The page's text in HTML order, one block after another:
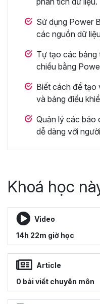
Sử dụng Power
các nguồn dữ
Tự tạo các bảng
chiều bằng
Biết cách để tạo
và bảng điều
Quản lý các báo
dễ dàng với
Khoá học
Video
14h 22m giờ học
Article
0 bài viết chuyên môn